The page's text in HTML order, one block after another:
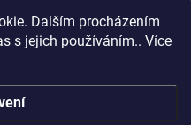
Dalším procházením
s jejich používáním.. Více
ochrany osobních údajů